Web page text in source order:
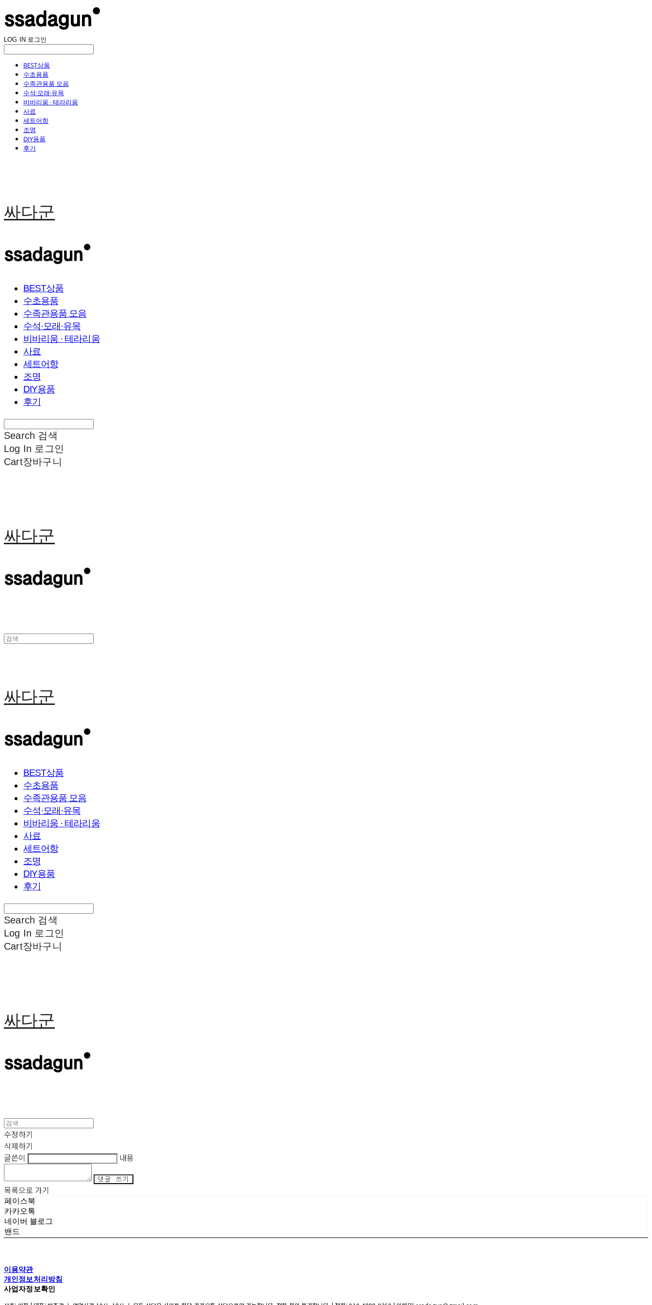
LOG IN 로그인
BEST상품
수초용품
수족관용품 모음
수석·모래·유목
비바리움 · 테라리움
사료
세트어항
조명
DIY용품
후기
싸다군
BEST상품
수초용품
수족관용품 모음
수석·모래·유목
비바리움 · 테라리움
사료
세트어항
조명
DIY용품
후기
Search 검색
Log In 로그인
Cart장바구니
싸다군
싸다군
BEST상품
수초용품
수족관용품 모음
수석·모래·유목
비바리움 · 테라리움
사료
세트어항
조명
DIY용품
후기
Search 검색
Log In 로그인
Cart장바구니
싸다군
수정하기
삭제하기
글쓴이
내용
댓글 쓰기
목록으로 가기
페이스북
카카오톡
네이버 블로그
밴드
이용약관
개인정보처리방침
사업자정보확인